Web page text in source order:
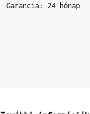
Garancia: 24 hónap